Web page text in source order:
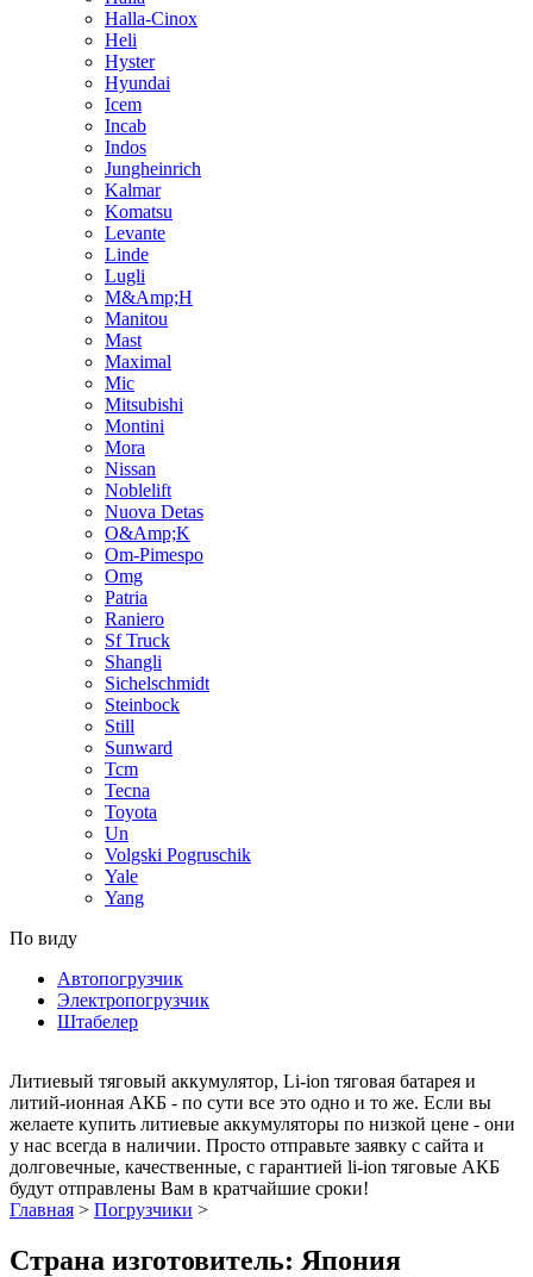
Halla-Cinox
Heli
Hyster
Hyundai
Icem
Incab
Indos
Jungheinrich
Kalmar
Komatsu
Levante
Linde
Lugli
M&Amp;H
Manitou
Mast
Maximal
Mic
Mitsubishi
Montini
Mora
Nissan
Noblelift
Nuova Detas
O&Amp;K
Om-Pimespo
Omg
Patria
Raniero
Sf Truck
Shangli
Sichelschmidt
Steinbock
Still
Sunward
Tcm
Tecna
Toyota
Un
Volgski Pogruschik
Yale
Yang
По виду
Автопогрузчик
Электропогрузчик
Штабелер
Литиевый тяговый аккумулятор, Li-ion тяговая батарея и
литий-ионная АКБ - по сути все это одно и то же. Если вы
желаете купить литиевые аккумуляторы по низкой цене - они
у нас всегда в наличии. Просто отправьте заявку с сайта и
долговечные, качественные, с гарантией li-ion тяговые АКБ
будут отправлены Вам в кратчайшие сроки!
Главная > Погрузчики >
Страна изготовитель: Япония